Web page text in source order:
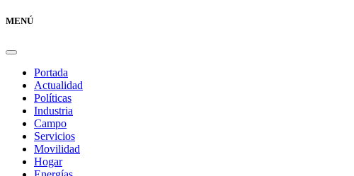
MENÚ
Portada
Actualidad
Políticas
Industria
Campo
Servicios
Movilidad
Hogar